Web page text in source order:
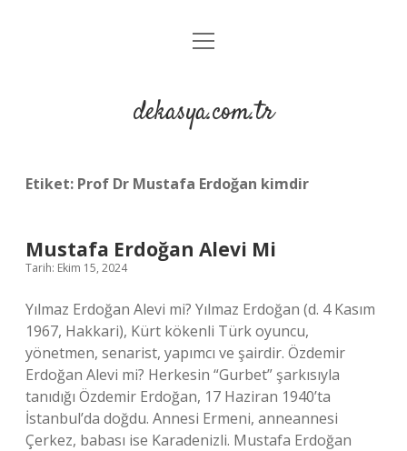
Anasayfa
Yasal Uyarı
menüyü
dekasya.com.tr
Etiket: Prof Dr Mustafa Erdoğan kimdir
Mustafa Erdoğan Alevi Mi
Tarih: Ekim 15, 2024
Yılmaz Erdoğan Alevi mi? Yılmaz Erdoğan (d. 4 Kasım
1967, Hakkari), Kürt kökenli Türk oyuncu,
yönetmen, senarist, yapımcı ve şairdir. Özdemir
Erdoğan Alevi mi? Herkesin “Gurbet” şarkısıyla
tanıdığı Özdemir Erdoğan, 17 Haziran 1940’ta
İstanbul’da doğdu. Annesi Ermeni, anneannesi
Çerkez, babası ise Karadenizli. Mustafa Erdoğan